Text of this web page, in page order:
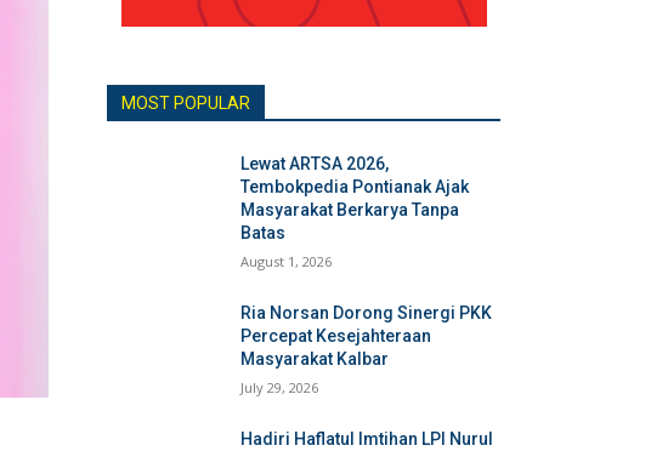
MOST POPULAR
Lewat ARTSA 2026,
Tembokpedia Pontianak Ajak
Masyarakat Berkarya Tanpa
Batas
August 1, 2026
Ria Norsan Dorong Sinergi PKK
Percepat Kesejahteraan
Masyarakat Kalbar
July 29, 2026
Hadiri Haflatul Imtihan LPI Nurul